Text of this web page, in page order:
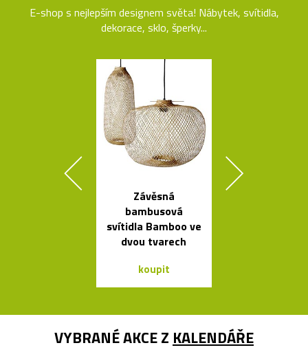
E-shop s nejlepším designem světa! Nábytek, svítidla,
dekorace, sklo, šperky...
Závěsná
bambusová
svítidla Bamboo ve
dvou tvarech
koupit
VYBRANÉ AKCE Z KALENDÁŘE